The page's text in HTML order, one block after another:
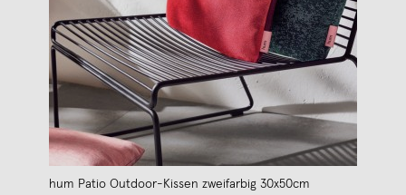
hum Patio Outdoor-Kissen zweifarbig 30x50cm